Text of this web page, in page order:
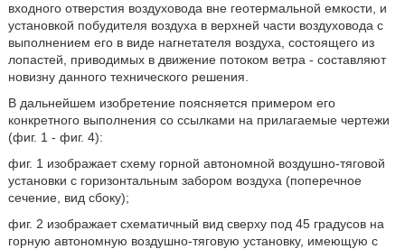
входного отверстия воздуховода вне геотермальной емкости, и
установкой побудителя воздуха в верхней части воздуховода с
выполнением его в виде нагнетателя воздуха, состоящего из
лопастей, приводимых в движение потоком ветра - составляют
новизну данного технического решения.
В дальнейшем изобретение поясняется примером его
конкретного выполнения со ссылками на прилагаемые чертежи
(фиг. 1 - фиг. 4):
фиг. 1 изображает схему горной автономной воздушно-тяговой
установки с горизонтальным забором воздуха (поперечное
сечение, вид сбоку);
фиг. 2 изображает схематичный вид сверху под 45 градусов на
горную автономную воздушно-тяговую установку, имеющую с